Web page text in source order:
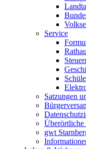
Service
Satzungen
Überörtliche
gwt